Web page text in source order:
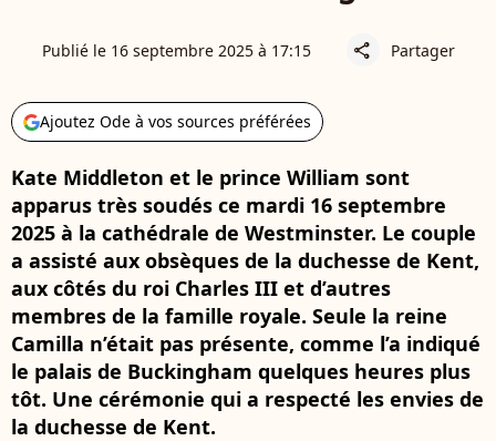
Publié le 16 septembre 2025 à 17:15 share Partager
Ajoutez Ode à vos sources préférées
Kate Middleton et le prince William sont
apparus très soudés ce mardi 16 septembre
2025 à la cathédrale de Westminster. Le couple
a assisté aux obsèques de la duchesse de Kent,
aux côtés du roi Charles III et d’autres
membres de la famille royale. Seule la reine
Camilla n’était pas présente, comme l’a indiqué
le palais de Buckingham quelques heures plus
tôt. Une cérémonie qui a respecté les envies de
la duchesse de Kent.